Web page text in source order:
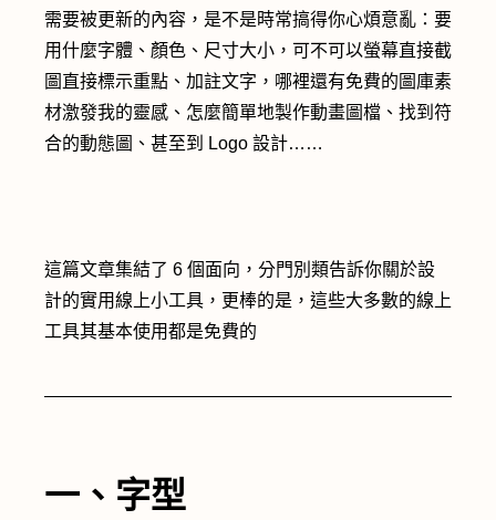
需要被更新的內容，是不是時常搞得你心煩意亂：要
用什麼字體、顏色、尺寸大小，可不可以螢幕直接截
圖直接標示重點、加註文字，哪裡還有免費的圖庫素
材激發我的靈感、怎麼簡單地製作動畫圖檔、找到符
合的動態圖、甚至到 Logo 設計……
這篇文章集結了 6 個面向，分門別類告訴你關於設
計的實用線上小工具，更棒的是，這些大多數的線上
工具其基本使用都是免費的
一、字型